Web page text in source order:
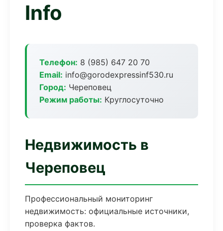
Info
Телефон: 8 (985) 647 20 70
Email: info@gorodexpressinf530.ru
Город: Череповец
Режим работы: Круглосуточно
Недвижимость в
Череповец
Профессиональный мониторинг
недвижимость: официальные источники,
проверка фактов.